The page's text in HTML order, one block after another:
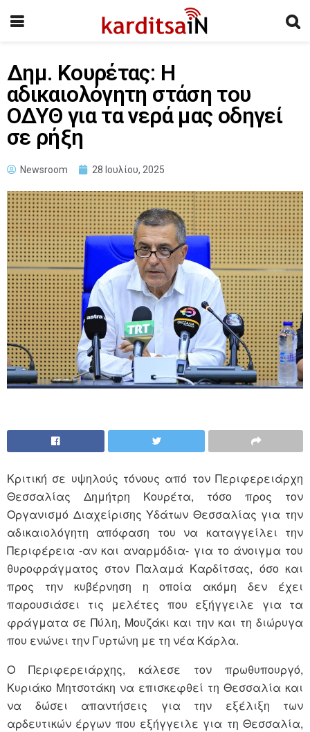
Δημ. Κουρέτας: Η
αδικαιολόγητη στάση του
ΟΔΥΘ για τα νερά μας οδηγεί
σε ρήξη
Newsroom 28 Ιουλίου, 2025
Κριτική σε υψηλούς τόνους από τον Περιφερειάρχη
Θεσσαλίας Δημήτρη Κουρέτα, τόσο προς τον
Οργανισμό Διαχείρισης Υδάτων Θεσσαλίας για την
αδικαιολόγητη απόφαση του να καταγγείλει την
Περιφέρεια -αν και αναρμόδια- για το άνοιγμα του
θυροφράγματος στον Παλαμά Καρδίτσας, όσο και
προς την κυβέρνηση η οποία ακόμη δεν έχει
παρουσιάσει τις μελέτες που εξήγγειλε για τα
φράγματα σε Πύλη, Μουζάκι και την και τη διώρυγα
που ενώνει την Γυρτώνη με τη νέα Κάρλα.
Ο Περιφερειάρχης, κάλεσε τον πρωθυπουργό,
Κυριάκο Μητσοτάκη να επισκεφθεί τη Θεσσαλία και
να δώσει απαντήσεις για την εξέλιξη των
αρδευτικών έργων που εξήγγειλε για τη Θεσσαλία,